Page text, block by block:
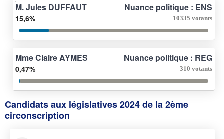
M. Jules DUFFAUT Nuance politique : ENS
15,6% 10335 votants
Mme Claire AYMES Nuance politique : REG
0,47% 310 votants
Candidats aux législatives 2024 de la 2ème
circonscription